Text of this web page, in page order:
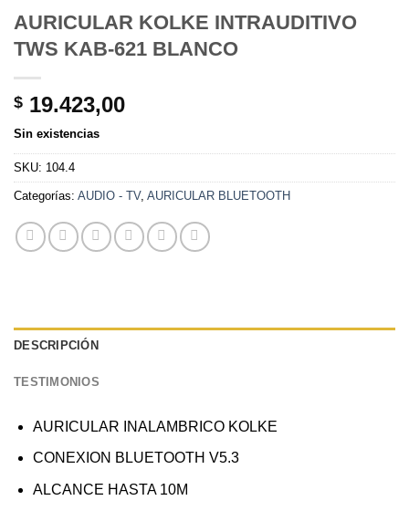
AURICULAR KOLKE INTRAUDITIVO
TWS KAB-621 BLANCO
$ 19.423,00
Sin existencias
SKU: 104.4
Categorías: AUDIO - TV, AURICULAR BLUETOOTH
DESCRIPCIÓN
TESTIMONIOS
AURICULAR INALAMBRICO KOLKE
CONEXION BLUETOOTH V5.3
ALCANCE HASTA 10M